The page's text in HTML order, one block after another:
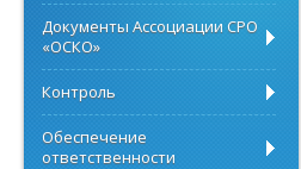
Документы Ассоциации СРО
«ОСКО»
Контроль
Обеспечение
ответственности